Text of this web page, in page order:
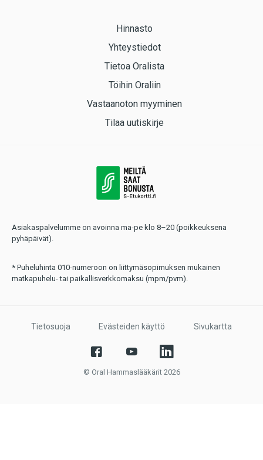
Hinnasto
Yhteystiedot
Tietoa Oralista
Töihin Oraliin
Vastaanoton myyminen
Tilaa uutiskirje
Asiakaspalvelumme on avoinna ma-pe klo 8–20 (poikkeuksena
pyhäpäivät).
* Puheluhinta 010-numeroon on liittymäsopimuksen mukainen
matkapuhelu- tai paikallisverkkomaksu (mpm/pvm).
Tietosuoja Evästeiden käyttö Sivukartta
© Oral Hammaslääkärit 2026